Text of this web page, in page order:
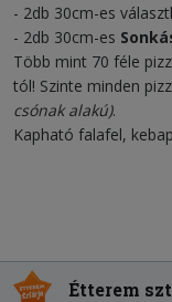
- 2db 30cm-es
- 2db 30cm-es
Több mint 70 féle
tól! Szinte minden
csónak alakú).
Kapható falafel,
Étterem